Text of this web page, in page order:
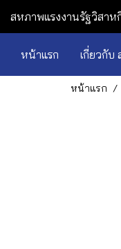
สหภาพแรงงานรัฐวิสาห
หน้าแรก เกี่ยวกับ
หน้าแรก